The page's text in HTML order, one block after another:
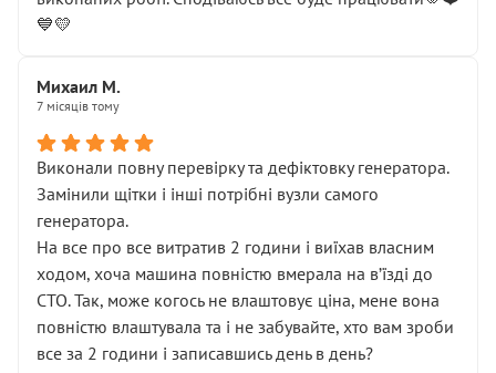
💙💛
Михаил М.
7 місяців тому
Виконали повну перевірку та дефіктовку генератора.
Замінили щітки і інші потрібні вузли самого
генератора.
На все про все витратив 2 години і виїхав власним
ходом, хоча машина повністю вмерала на вʼїзді до
СТО. Так, може когось не влаштовує ціна, мене вона
повністю влаштувала та і не забувайте, хто вам зроби
все за 2 години і записавшись день в день?